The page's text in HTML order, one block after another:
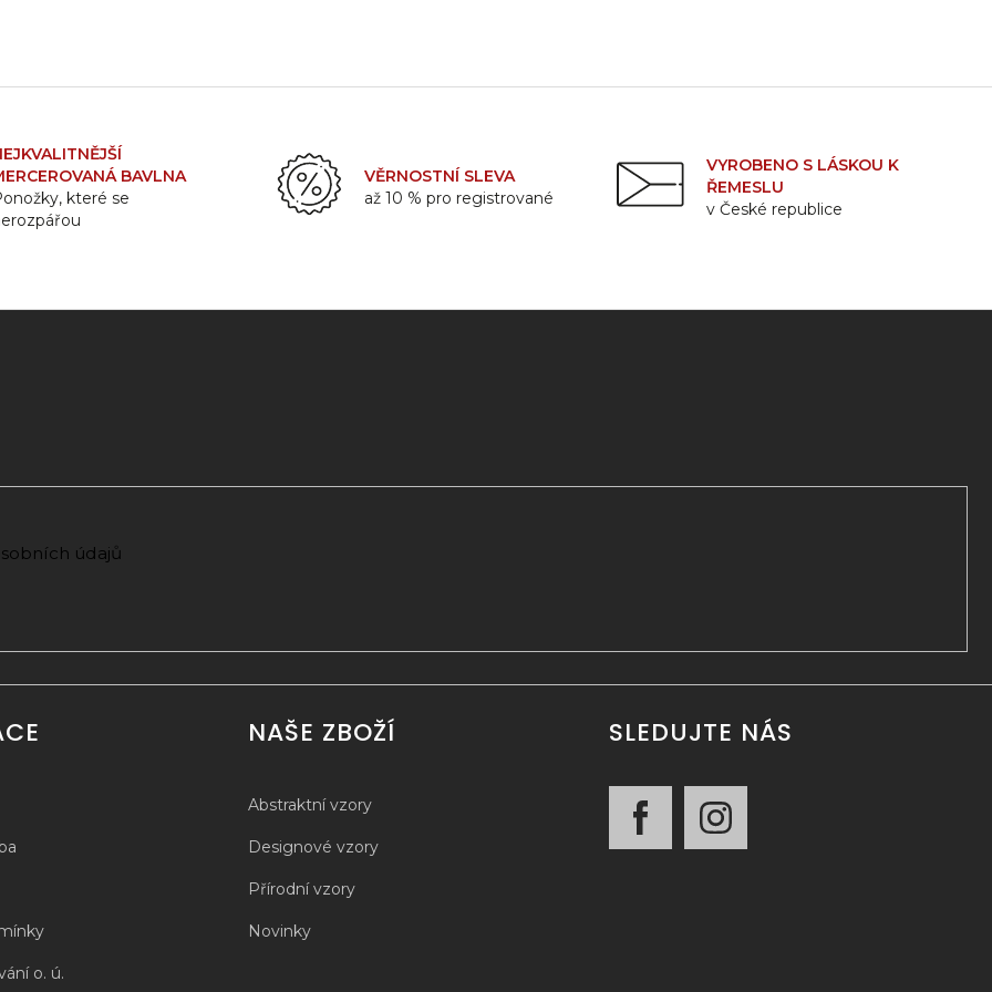
BAVLNA
které se
VĚRNOSTNÍ SLEVA
až 10 % pro registrované
VYROBENO S LÁSKOU K
ŘEMESLU
v České republice
údajů
o. ú.
NAŠE ZBOŽÍ
Abstraktní vzory
Designové vzory
Přírodní vzory
Novinky
SLEDUJTE NÁS